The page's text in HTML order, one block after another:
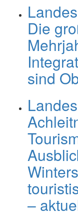
Die
sind
–